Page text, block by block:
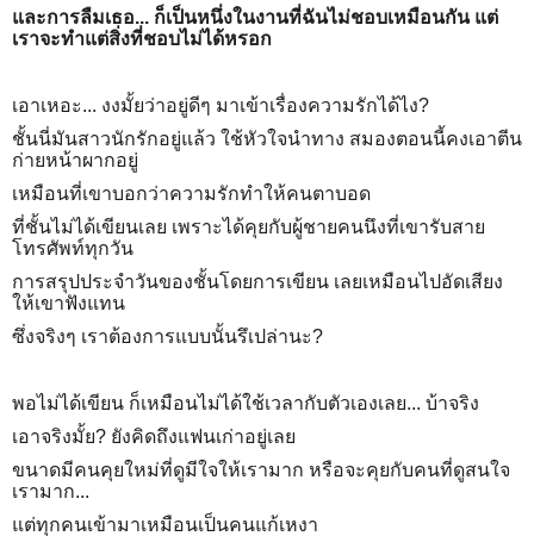
และการลืมเธอ... ก็เป็นหนึ่งในงานที่ฉันไม่ชอบเหมือนกัน แต่
เราจะทำแต่สิ่งที่ชอบไม่ได้หรอก
เอาเหอะ... งงมั้ยว่าอยู่ดีๆ มาเข้าเรื่องความรักได้ไง?
ชั้นนี่มันสาวนักรักอยู่แล้ว ใช้หัวใจนำทาง สมองตอนนี้คงเอาตีน
ก่ายหน้าผากอยู่
เหมือนที่เขาบอกว่าความรักทำให้คนตาบอด
ที่ชั้นไม่ได้เขียนเลย เพราะได้คุยกับผู้ชายคนนึงที่เขารับสาย
โทรศัพท์ทุกวัน
การสรุปประจำวันของชั้นโดยการเขียน เลยเหมือนไปอัดเสียง
ให้เขาฟังแทน
ซึ่งจริงๆ เราต้องการแบบนั้นรึเปล่านะ?
พอไม่ได้เขียน ก็เหมือนไม่ได้ใช้เวลากับตัวเองเลย... บ้าจริง
เอาจริงมั้ย? ยังคิดถึงแฟนเก่าอยู่เลย
ขนาดมีคนคุยใหม่ที่ดูมีใจให้เรามาก หรือจะคุยกับคนที่ดูสนใจ
เรามาก...
แต่ทุกคนเข้ามาเหมือนเป็นคนแก้เหงา